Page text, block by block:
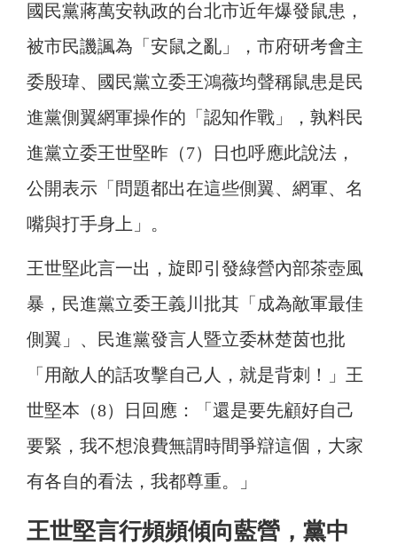
國民黨蔣萬安執政的台北市近年爆發鼠患，
被市民譏諷為「安鼠之亂」，市府研考會主
委殷瑋、國民黨立委王鴻薇均聲稱鼠患是民
進黨側翼網軍操作的「認知作戰」，孰料民
進黨立委王世堅昨（7）日也呼應此說法，
公開表示「問題都出在這些側翼、網軍、名
嘴與打手身上」。
王世堅此言一出，旋即引發綠營內部茶壺風
暴，民進黨立委王義川批其「成為敵軍最佳
側翼」、民進黨發言人暨立委林楚茵也批
「用敵人的話攻擊自己人，就是背刺！」王
世堅本（8）日回應：「還是要先顧好自己
要緊，我不想浪費無謂時間爭辯這個，大家
有各自的看法，我都尊重。」
王世堅言行頻頻傾向藍營，黨中